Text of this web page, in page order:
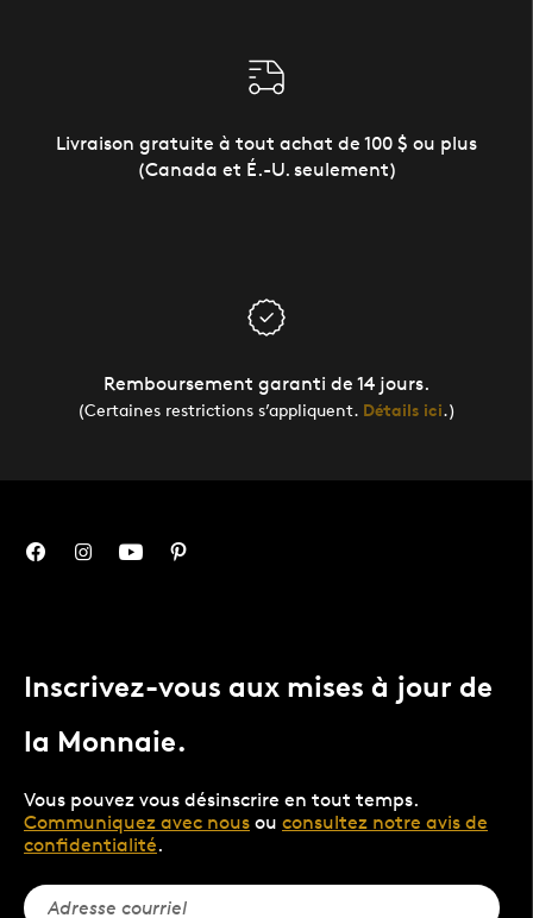
Livraison gratuite à tout achat de 100 $ ou plus
(Canada et É.-U. seulement)
Remboursement garanti de 14 jours.
(Certaines restrictions s’appliquent. Détails ici.)
Inscrivez-vous aux mises à jour de
la Monnaie.
Vous pouvez vous désinscrire en tout temps.
Communiquez avec nous ou consultez notre avis de
confidentialité.